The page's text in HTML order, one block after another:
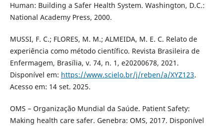
Human: Building a Safer Health System. Washington, D.C.:
National Academy Press, 2000.
MUSSI, F. C.; FLORES, M. M.; ALMEIDA, M. E. C. Relato de
experiência como método científico. Revista Brasileira de
Enfermagem, Brasília, v. 74, n. 1, e20200678, 2021.
Disponível em: https://www.scielo.br/j/reben/a/XYZ123.
Acesso em: 14 set. 2025.
OMS – Organização Mundial da Saúde. Patient Safety:
Making health care safer. Genebra: OMS, 2017. Disponível